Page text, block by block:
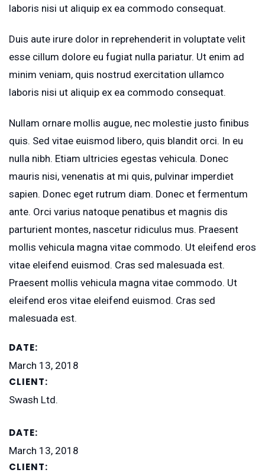
laboris nisi ut aliquip ex ea commodo consequat.
Duis aute irure dolor in reprehenderit in voluptate velit
esse cillum dolore eu fugiat nulla pariatur. Ut enim ad
minim veniam, quis nostrud exercitation ullamco
laboris nisi ut aliquip ex ea commodo consequat.
Nullam ornare mollis augue, nec molestie justo finibus
quis. Sed vitae euismod libero, quis blandit orci. In eu
nulla nibh. Etiam ultricies egestas vehicula. Donec
mauris nisi, venenatis at mi quis, pulvinar imperdiet
sapien. Donec eget rutrum diam. Donec et fermentum
ante. Orci varius natoque penatibus et magnis dis
parturient montes, nascetur ridiculus mus. Praesent
mollis vehicula magna vitae commodo. Ut eleifend eros
vitae eleifend euismod. Cras sed malesuada est.
Praesent mollis vehicula magna vitae commodo. Ut
eleifend eros vitae eleifend euismod. Cras sed
malesuada est.
DATE:
March 13, 2018
CLIENT:
Swash Ltd.
DATE:
March 13, 2018
CLIENT: